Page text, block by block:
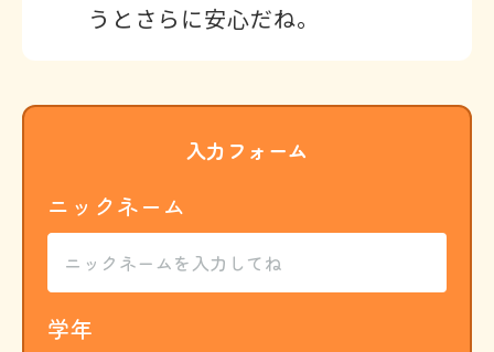
うとさらに安心だね。
入力フォーム
ニックネーム
学年